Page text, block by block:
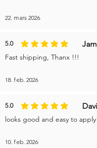
22. mars 2026
5.0
gjennomsnittlig vurdering er 5
Fast shipping, Thanx !!!
18. feb. 2026
5.0
gjennomsnittlig vurdering er 5
looks good and easy to apply
10. feb. 2026